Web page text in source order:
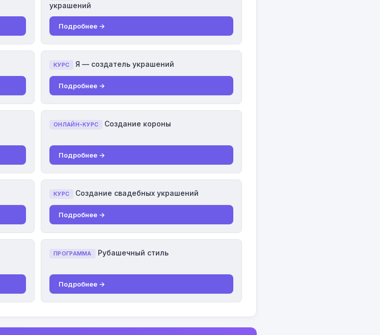
украшений
Подробнее →
КУРС Я — создатель украшений
Подробнее →
ОНЛАЙН-КУРС Создание короны
Подробнее →
КУРС Создание свадебных украшений
Подробнее →
ПРОГРАММА Рубашечный стиль
Подробнее →